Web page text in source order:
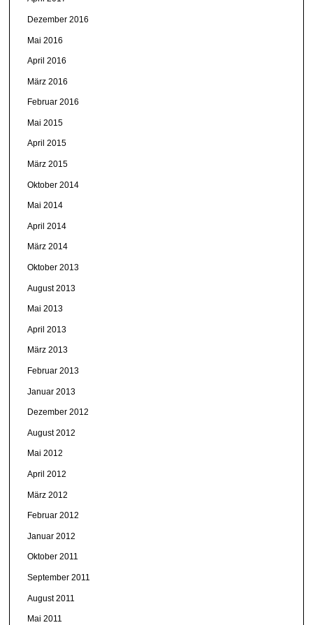
Dezember 2016
Mai 2016
April 2016
März 2016
Februar 2016
Mai 2015
April 2015
März 2015
Oktober 2014
Mai 2014
April 2014
März 2014
Oktober 2013
August 2013
Mai 2013
April 2013
März 2013
Februar 2013
Januar 2013
Dezember 2012
August 2012
Mai 2012
April 2012
März 2012
Februar 2012
Januar 2012
Oktober 2011
September 2011
August 2011
Mai 2011